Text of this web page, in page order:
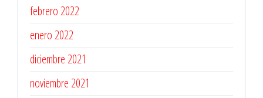
febrero 2022
enero 2022
diciembre 2021
noviembre 2021